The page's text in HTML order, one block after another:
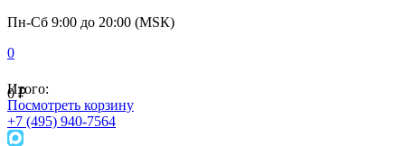
Пн-Сб 9:00 до 20:00 (МSК)
0
0₽
Итого:
Посмотреть корзину
+7 (495) 940-7564